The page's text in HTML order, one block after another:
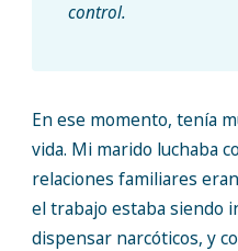
control.
En ese momento, tenía
vida. Mi marido luchaba
relaciones familiares
el trabajo estaba siendo
dispensar narcóticos, y